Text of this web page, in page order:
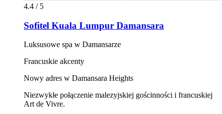
4.4 / 5
Sofitel Kuala Lumpur Damansara
Luksusowe spa w Damansarze
Francuskie akcenty
Nowy adres w Damansara Heights
Niezwykłe połączenie malezyjskiej gościnności i francuskiej
Art de Vivre.